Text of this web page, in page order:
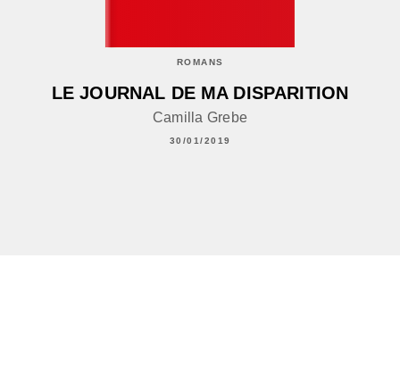
ROMANS
LE JOURNAL DE MA DISPARITION
Camilla Grebe
30/01/2019